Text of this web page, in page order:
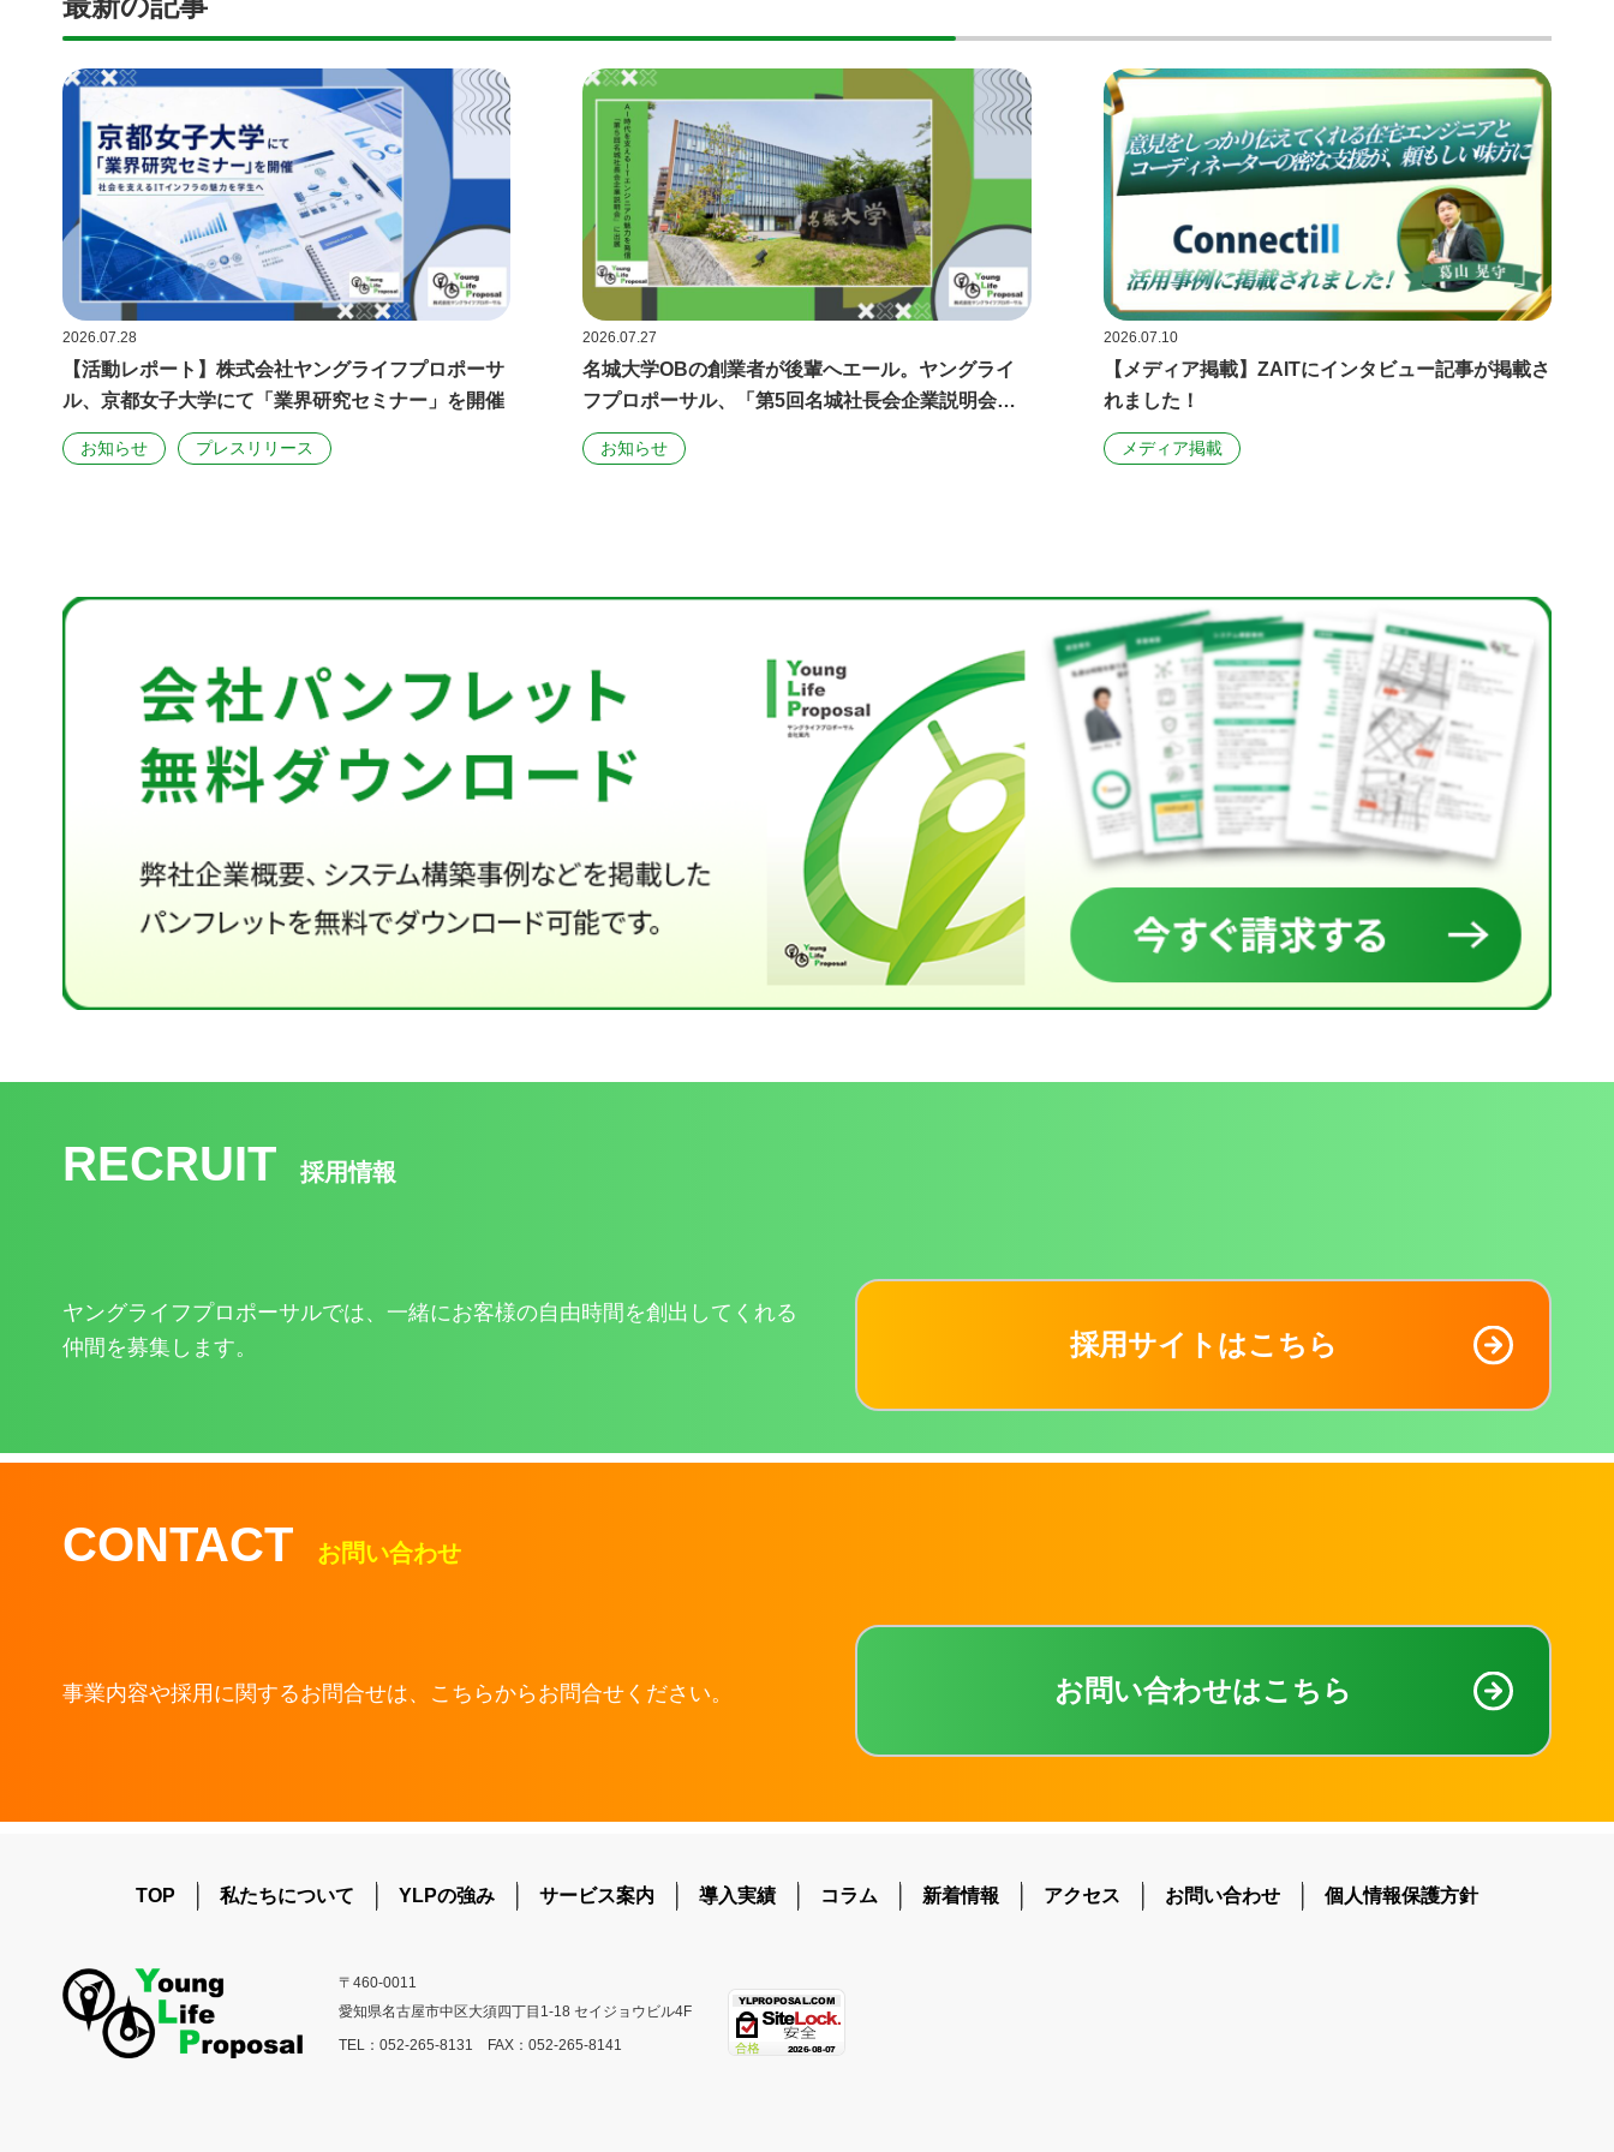
2026.07.28
【活動レポート】株式会社ヤングライフプロポーサ
ル、京都女子大学にて「業界研究セミナー」を開催
お知らせ​ プレスリリース
2026.07.27
名城大学OBの創業者が後輩へエール。ヤングライ
フプロポーサル、「第5回名城社長会企業説明会」
でITエンジニアの魅力と働く意義を語る
お知らせ​
2026.07.10
【メディア掲載】ZAITにインタビュー記事が掲載さ
れました！
メディア掲載
RECRUIT 採用情報
ヤングライフプロポーサルでは、一緒にお客様の自由時間を創出してくれる
仲間を募集します。
採用サイトはこちら
CONTACT お問い合わせ
事業内容や採用に関するお問合せは、こちらからお問合せください。 お問い合わせはこちら
TOP 私たちについて YLPの強み サービス案内 導入実績 コラム 新着情報 アクセス お問い合わせ 個人情報保護方針
〒460-0011
愛知県名古屋市中区大須四丁目1-18 セイジョウビル4F
TEL：052-265-8131 FAX：052-265-8141